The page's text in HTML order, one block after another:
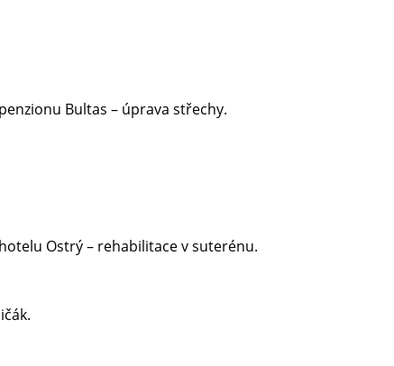
Bultas – úprava střechy.
Ostrý – rehabilitace v suterénu.